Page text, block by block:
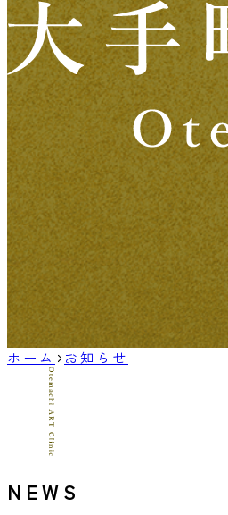
ホーム お知らせ
NEWS